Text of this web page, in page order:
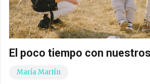
El poco tiempo con
María Martín